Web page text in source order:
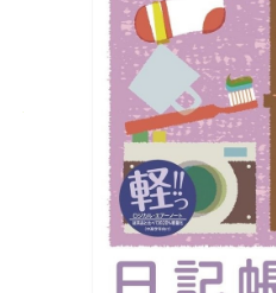
こどもがよろこぶかるい
心も軽い！厚みが同じで
メーカー希望小売価格：
+ 税
従来商品より約20％軽量化。本
従来品と同様。
ベルマーク運動参加商品